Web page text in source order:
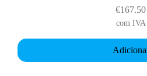
€167.50
com IVA